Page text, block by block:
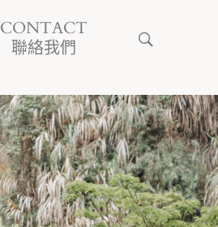
CONTACT
聯絡我們